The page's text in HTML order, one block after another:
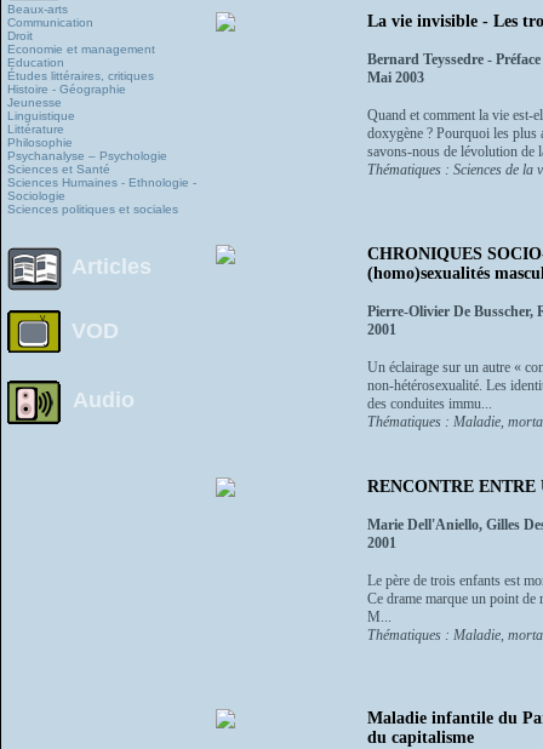
Beaux-arts
Communication
Droit
Economie et management
Education
Études littéraires, critiques
Histoire - Géographie
Jeunesse
Linguistique
Littérature
Philosophie
Psychanalyse – Psychologie
Sciences et Santé
Sciences Humaines - Ethnologie -
Sociologie
Sciences politiques et sociales
Articles
VOD
Audio
La vie invisible - Les
Bernard Teyssedre -
Mai 2003
Quand et comment la vie est-
doxygène ? Pourquoi les plus
savons-nous de lévolution de
Thématiques : Sciences de la
CHRONIQUES
(homo)sexualités
Pierre-Olivier De Busscher,
2001
Un éclairage sur un autre «
non-hétérosexualité. Les
des conduites immu...
Thématiques : Maladie,
RENCONTRE
Marie Dell'Aniello, Gilles
2001
Le père de trois enfants est
Ce drame marque un point
M...
Thématiques : Maladie,
Maladie infantile du
du capitalisme